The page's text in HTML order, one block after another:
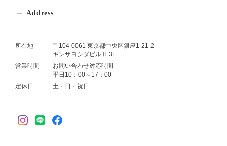
Address
所在地
〒104-0061 東京都中央区銀座1-21-2
ギンザヨシダビルⅡ 3F
営業時間
お問い合わせ対応時間
平日10：00～17：00
定休日
土・日・祝日